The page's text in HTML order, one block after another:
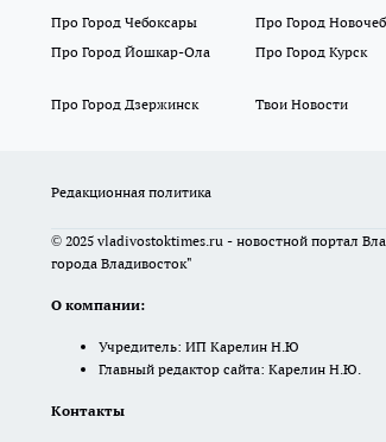
Про Город Чебоксары Про Город
Про Город Йошкар-Ола
Про Город Курск
Про Город Дзержинск
Твои Новости
Редакционная политика
© 2025 vladivostoktimes.ru - новостной портал
города Владивосток"
О компании:
Учредитель: ИП Карелин Н.Ю
Главный редактор сайта: Карелин Н.Ю.
Контакты